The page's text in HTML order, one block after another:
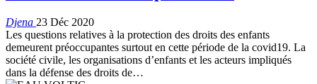
Djena 23 Déc 2020
Les questions relatives à la protection des droits des enfants
demeurent préoccupantes surtout en cette période de la covid19. La
société civile, les organisations d’enfants et les acteurs impliqués
dans la défense des droits de…